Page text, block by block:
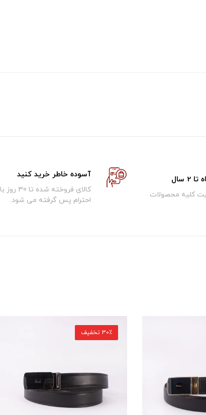
کلیه محصولات
آسوده خاطر خرید کنید
کالای فروخته شده تا 30 روز با
احترام پس گرفته می شود.
30٪ تخفیف